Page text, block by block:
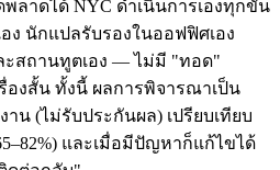
ลาดได้ NYC ดำเนินการเองทุกขั้น
ง นักแปลรับรองในออฟฟิศเอง
ะสถานทูตเอง — ไม่มี "ทอด"
องสั้น ทั้งนี้ ผลการพิจารณาเป็น
น (ไม่รับประกันผล) เปรียบเทียบ
และเมื่อมีปัญหาก็แก้ไขได้